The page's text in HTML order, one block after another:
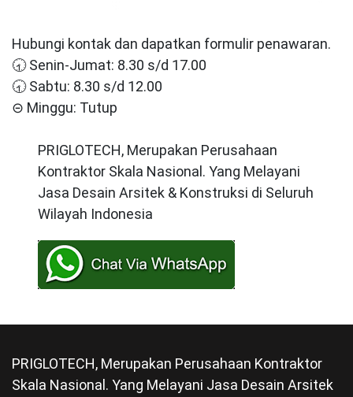
Hubungi kontak dan dapatkan formulir penawaran.
🕣 Senin-Jumat: 8.30 s/d 17.00
🕣 Sabtu: 8.30 s/d 12.00
⊝ Minggu: Tutup
PRIGLOTECH, Merupakan Perusahaan
Kontraktor Skala Nasional. Yang Melayani
Jasa Desain Arsitek & Konstruksi di Seluruh
Wilayah Indonesia
PRIGLOTECH, Merupakan Perusahaan Kontraktor
Skala Nasional. Yang Melayani Jasa Desain Arsitek